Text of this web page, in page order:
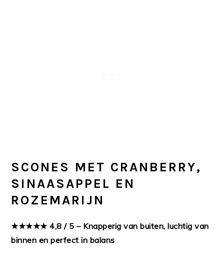
SCONES MET CRANBERRY,
SINAASAPPEL EN
ROZEMARIJN
★★★★★ 4,8 / 5 – Knapperig van buiten, luchtig van
binnen en perfect in balans